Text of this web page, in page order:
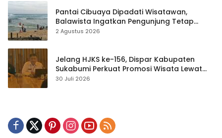
Pantai Cibuaya Dipadati Wisatawan,
Balawista Ingatkan Pengunjung Tetap
Waspada
2 Agustus 2026
Jelang HJKS ke-156, Dispar Kabupaten
Sukabumi Perkuat Promosi Wisata Lewat
Publikasi Digital
30 Juli 2026